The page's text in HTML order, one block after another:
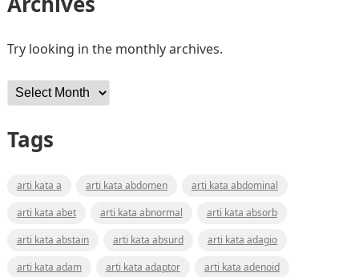
Try looking in the monthly archives.
Archives
Tags
arti kata a arti kata abdomen
arti kata abdominal
arti kata abet
arti kata abnormal
arti kata absorb
arti kata abstain
arti kata absurd
arti kata adagio
arti kata adam
arti kata adaptor
arti kata adenoid